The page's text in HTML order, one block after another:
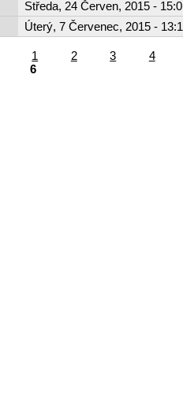
Středa, 24 Červen, 2015 -
Úterý, 7 Červenec, 2015 -
1 2 3
4
6